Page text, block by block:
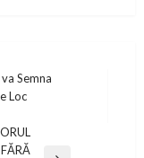
Semna
Loc